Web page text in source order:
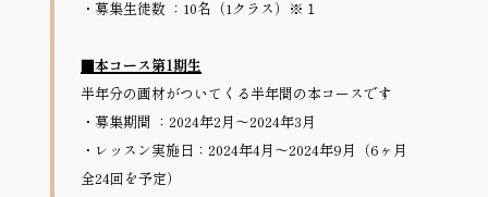
・募集生徒数 ：10名（1クラス）※１
■本コース第1期生
半年分の画材がついてくる半年間の本コースです
・募集期間 ：2024年2月〜2024年3月
・レッスン実施日：2024年4月〜2024年9月（6ヶ月
全24回を予定）